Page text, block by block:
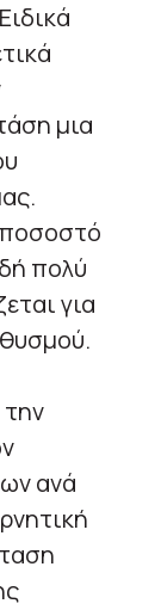
μια
πολύ
για
την
ανά